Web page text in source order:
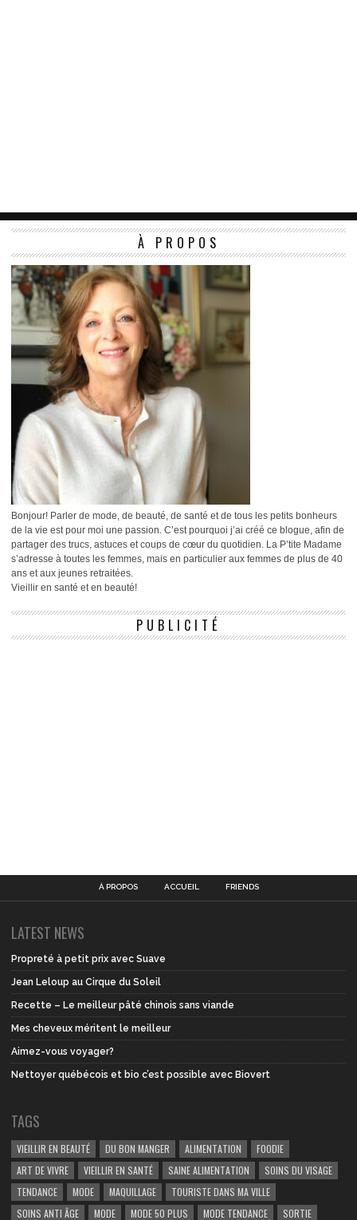
À PROPOS
Bonjour! Parler de mode, de beauté, de santé et de tous les petits bonheurs
de la vie est pour moi une passion. C’est pourquoi j’ai créé ce blogue, afin de
partager des trucs, astuces et coups de cœur du quotidien. La P’tite Madame
s’adresse à toutes les femmes, mais en particulier aux femmes de plus de 40
ans et aux jeunes retraitées.
Vieillir en santé et en beauté!
PUBLICITÉ
À PROPOS ACCUEIL FRIENDS
LATEST NEWS
Propreté à petit prix avec Suave
Jean Leloup au Cirque du Soleil
Recette – Le meilleur pâté chinois sans viande
Mes cheveux méritent le meilleur
Aimez-vous voyager?
Nettoyer québécois et bio c’est possible avec Biovert
TAGS
VIEILLIR EN BEAUTÉ DU BON MANGER ALIMENTATION
FOODIE
ART DE VIVRE
VIEILLIR EN SANTÉ SAINE ALIMENTATION
SOINS DU VISAGE
TENDANCE
MODE MAQUILLAGE
TOURISTE DANS MA VILLE
SOINS ANTI ÂGE
MODE MODE 50 PLUS MODE TENDANCE SORTIE